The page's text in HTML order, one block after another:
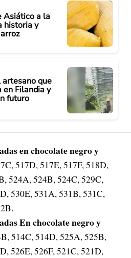
Asiático a la
historia y
que
en Filandia y
futuro
en chocolate negro y
517D, 517E, 517F, 518D,
524A, 524B, 524C, 529C,
530E, 531A, 531B, 531C,
En chocolate negro y
514C, 514D, 525A, 525B,
526E, 526F, 521C, 521D,